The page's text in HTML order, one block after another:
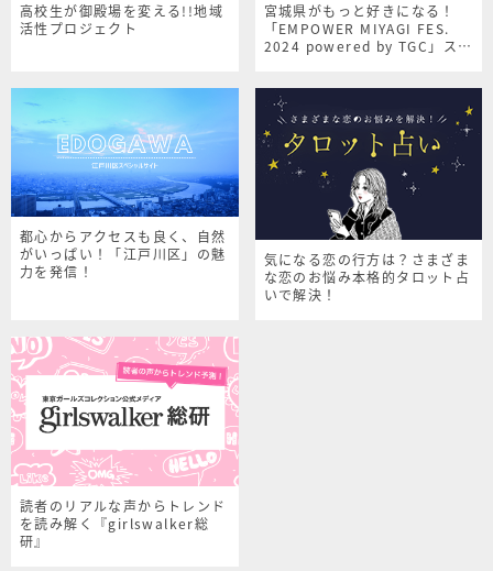
高校生が御殿場を変える!!地域
活性プロジェクト
宮城県がもっと好きになる！
「EMPOWER MIYAGI FES.
2024 powered by TGC」スペ
都心からアクセスも良く、自然
がいっぱい！「江戸川区」の魅
力を発信！
気になる恋の行方は？さまざま
な恋のお悩み本格的タロット占
いで解決！
読者のリアルな声からトレンド
を読み解く『girlswalker総
研』